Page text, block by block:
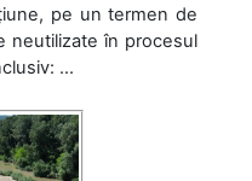
pe un termen de
neutilizate în procesul
...